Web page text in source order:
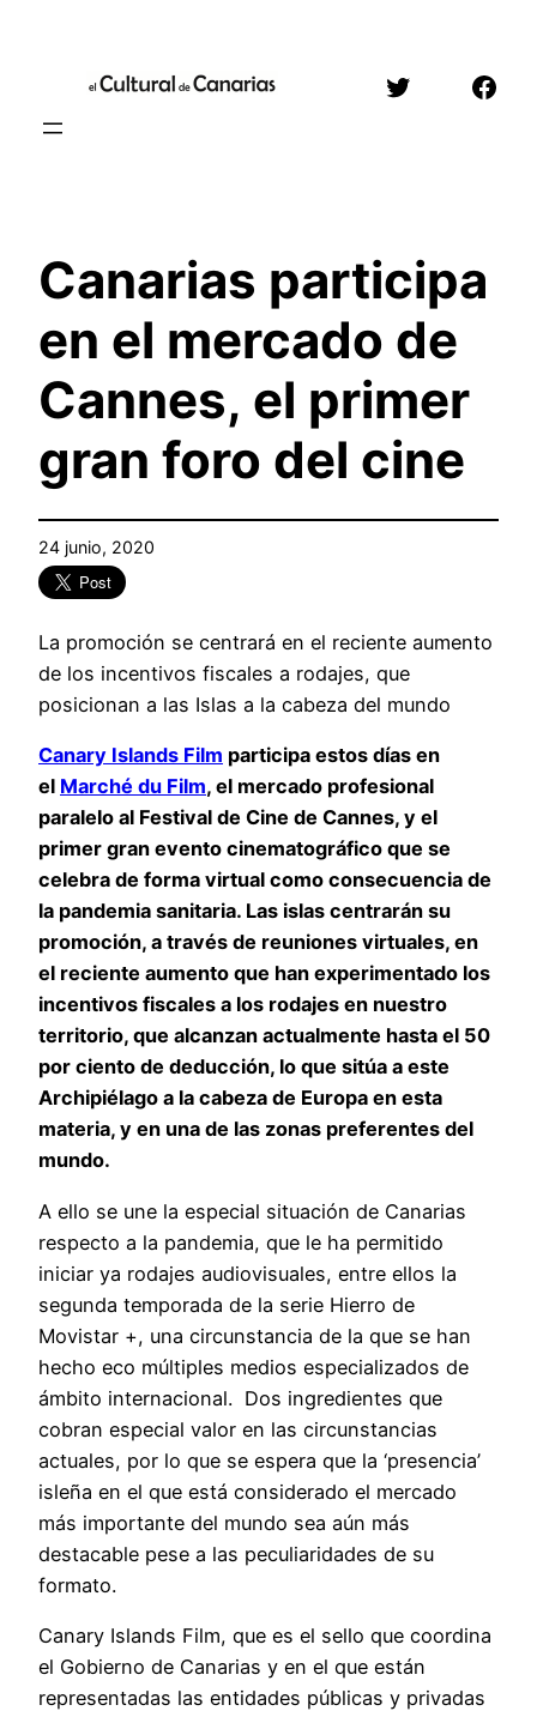
contenido
Twitter
Canarias participa
en el mercado de
Cannes, el primer
gran foro del cine
24 junio, 2020
La promoción se centrará en el reciente aumento
de los incentivos fiscales a rodajes, que
posicionan a las Islas a la cabeza del mundo
Canary Islands Film participa estos días en
el Marché du Film, el mercado profesional
paralelo al Festival de Cine de Cannes, y el
primer gran evento cinematográfico que se
celebra de forma virtual como consecuencia de
la pandemia sanitaria. Las islas centrarán su
promoción, a través de reuniones virtuales, en
el reciente aumento que han experimentado los
incentivos fiscales a los rodajes en nuestro
territorio, que alcanzan actualmente hasta el 50
por ciento de deducción, lo que sitúa a este
Archipiélago a la cabeza de Europa en esta
materia, y en una de las zonas preferentes del
mundo.
A ello se une la especial situación de Canarias
respecto a la pandemia, que le ha permitido
iniciar ya rodajes audiovisuales, entre ellos la
segunda temporada de la serie Hierro de
Movistar +, una circunstancia de la que se han
hecho eco múltiples medios especializados de
ámbito internacional. Dos ingredientes que
cobran especial valor en las circunstancias
actuales, por lo que se espera que la ‘presencia’
isleña en el que está considerado el mercado
más importante del mundo sea aún más
destacable pese a las peculiaridades de su
formato.
Canary Islands Film, que es el sello que coordina
el Gobierno de Canarias y en el que están
representadas las entidades públicas y privadas